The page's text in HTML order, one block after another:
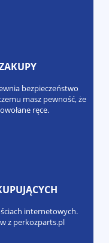
bezpieczeństwo
masz pewność, że
ręce.
internetowych.
z perkozparts.pl